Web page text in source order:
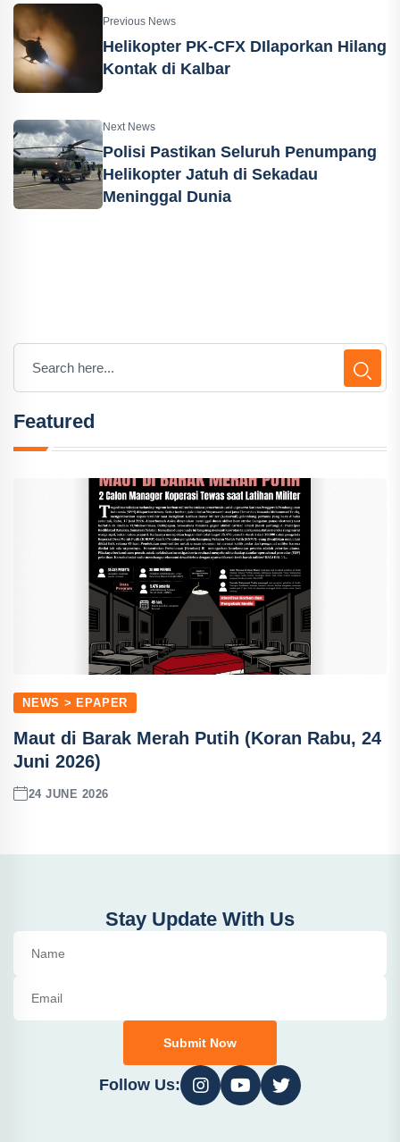
Previous News
Helikopter PK-CFX DIlaporkan Hilang
Kontak di Kalbar
Next News
Polisi Pastikan Seluruh Penumpang
Helikopter Jatuh di Sekadau
Meninggal Dunia
Featured
NEWS > EPAPER
Maut di Barak Merah Putih (Koran Rabu, 24
Juni 2026)
24 JUNE 2026
Stay Update With Us
Submit Now
Follow Us: